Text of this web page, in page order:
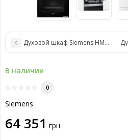
Духовой шкаф Siemens
В наличии
0
Siemens
64 351 грн